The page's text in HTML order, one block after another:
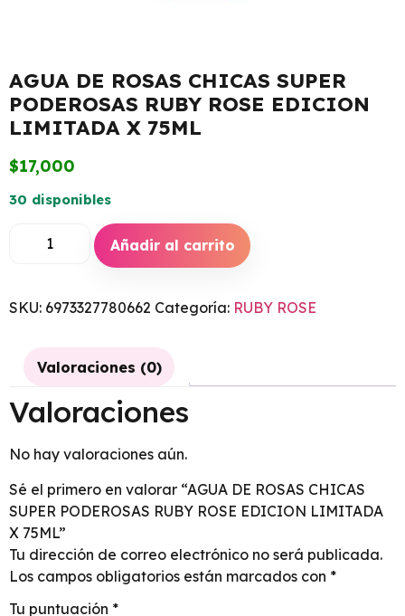
AGUA DE ROSAS CHICAS SUPER
PODEROSAS RUBY ROSE EDICION
LIMITADA X 75ML
$17,000
30 disponibles
Añadir al carrito
SKU: 6973327780662 Categoría: RUBY ROSE
Valoraciones (0)
Valoraciones
No hay valoraciones aún.
Sé el primero en valorar “AGUA DE ROSAS CHICAS
SUPER PODEROSAS RUBY ROSE EDICION LIMITADA
X 75ML”
Tu dirección de correo electrónico no será publicada.
Los campos obligatorios están marcados con *
Tu puntuación *